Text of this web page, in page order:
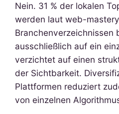
Nein. 31 % der lokalen
werden laut web-
Branchenverzeichnissen
ausschließlich auf ein
verzichtet auf einen
der Sichtbarkeit.
Plattformen reduziert
von einzelnen